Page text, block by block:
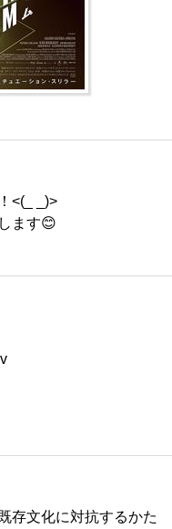
<(_ _)>
ます😊
存文化に対抗するかた